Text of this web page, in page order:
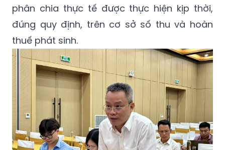
phân chia thực tế được thực hiện kịp thời,
đúng quy định, trên cơ sở số thu và hoàn
thuế phát sinh.